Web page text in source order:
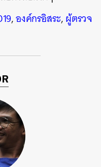
,องค์กรอิสระ,ผู้ตรวจ